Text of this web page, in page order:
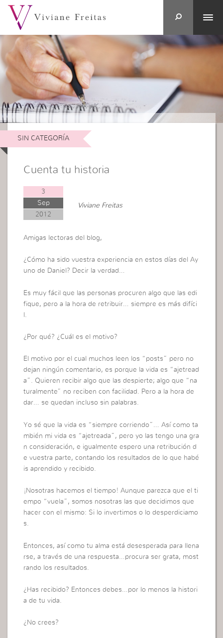
SIN CATEGORÍA
Cuenta tu historia
3
Sep
2012
Viviane Freitas
Amigas lectoras del blog,
¿Cómo ha sido vuestra experiencia en estos días del Ay
uno de Daniel? Decir la verdad…
Es muy fácil que las personas procuren algo que las edi
fique, pero a la hora de retribuir… siempre es más difíci
l.
¿Por qué? ¿Cuál es el motivo?
El motivo por el cual muchos leen los “posts” pero no
dejan ningún comentario, es porque la vida es “ajetread
a”. Quieren recibir algo que las despierte; algo que “na
turalmente” no reciben con facilidad. Pero a la hora de
dar… se quedan incluso sin palabras.
Yo sé que la vida es “siempre corriendo”… Así como ta
mbién mi vida es “ajetreada”, pero yo las tengo una gra
n consideración, e igualmente espero una retribución d
e vuestra parte, contando los resultados de lo que habé
is aprendido y recibido.
¡Nosotras hacemos el tiempo! Aunque parezca que el ti
empo “vuela”, somos nosotras las que decidimos que
hacer con el mismo: Si lo invertimos o lo desperdiciamo
s.
Entonces, así como tu alma está desesperada para llena
rse, a través de una respuesta…procura ser grata, most
rando los resultados.
¿Has recibido? Entonces debes…por lo menos la histori
a de tu vida.
¿No crees?